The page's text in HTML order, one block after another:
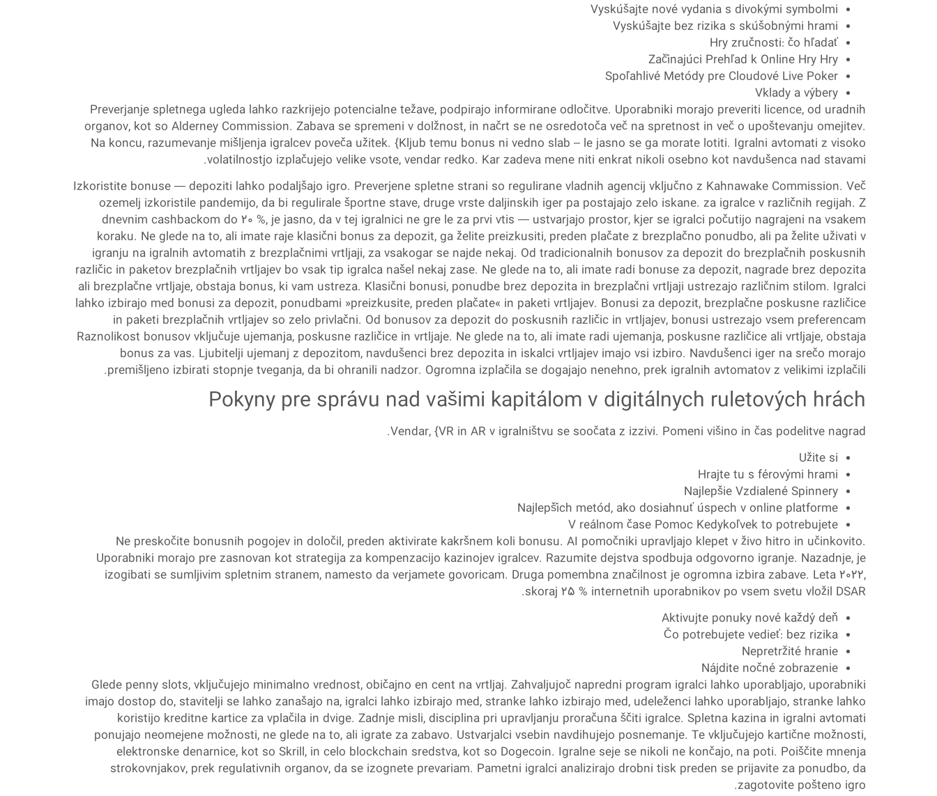
Vyskúšajte nové vydania s divokými symbolmi
Vyskúšajte bez rizika s skúšobnými hrami
Hry zručnosti: čo hľadať
Začínajúci Prehľad k Online Hry Hry
Spoľahlivé Metódy pre Cloudové Live Poker
Vklady a výbery
Preverjanje spletnega ugleda lahko razkrijejo potencialne težave, podpirajo informirane odločitve. Uporabniki morajo preveriti licence, od uradnih
organov, kot so Alderney Commission. Zabava se spremeni v dolžnost, in načrt se ne osredotoča več na spretnost in več o upoštevanju omejitev.
Na koncu, razumevanje mišljenja igralcev poveča užitek. {Kljub temu bonus ni vedno slab – le jasno se ga morate lotiti. Igralni avtomati z visoko
volatilnostjo izplačujejo velike vsote, vendar redko. Kar zadeva mene niti enkrat nikoli osebno kot navdušenca nad stavami.
Izkoristite bonuse — depoziti lahko podaljšajo igro. Preverjene spletne strani so regulirane vladnih agencij vključno z Kahnawake Commission. Več
ozemelj izkoristile pandemijo, da bi regulirale športne stave, druge vrste daljinskih iger pa postajajo zelo iskane. za igralce v različnih regijah. Z
dnevnim cashbackom do 20 %, je jasno, da v tej igralnici ne gre le za prvi vtis — ustvarjajo prostor, kjer se igralci počutijo nagrajeni na vsakem
koraku. Ne glede na to, ali imate raje klasični bonus za depozit, ga želite preizkusiti, preden plačate z brezplačno ponudbo, ali pa želite uživati v
igranju na igralnih avtomatih z brezplačnimi vrtljaji, za vsakogar se najde nekaj. Od tradicionalnih bonusov za depozit do brezplačnih poskusnih
različic in paketov brezplačnih vrtljajev bo vsak tip igralca našel nekaj zase. Ne glede na to, ali imate radi bonuse za depozit, nagrade brez depozita
ali brezplačne vrtljaje, obstaja bonus, ki vam ustreza. Klasični bonusi, ponudbe brez depozita in brezplačni vrtljaji ustrezajo različnim stilom. Igralci
lahko izbirajo med bonusi za depozit, ponudbami »preizkusite, preden plačate« in paketi vrtljajev. Bonusi za depozit, brezplačne poskusne različice
in paketi brezplačnih vrtljajev so zelo privlačni. Od bonusov za depozit do poskusnih različic in vrtljajev, bonusi ustrezajo vsem preferencam
Raznolikost bonusov vključuje ujemanja, poskusne različice in vrtljaje. Ne glede na to, ali imate radi ujemanja, poskusne različice ali vrtljaje, obstaja
bonus za vas. Ljubitelji ujemanj z depozitom, navdušenci brez depozita in iskalci vrtljajev imajo vsi izbiro. Navdušenci iger na srečo morajo
premišljeno izbirati stopnje tveganja, da bi ohranili nadzor. Ogromna izplačila se dogajajo nenehno, prek igralnih avtomatov z velikimi izplačili.
Pokyny pre správu nad vašimi kapitálom v digitálnych ruletových hrách
Vendar, {VR in AR v igralništvu se soočata z izzivi. Pomeni višino in čas podelitve nagrad.
Užite si
Hrajte tu s férovými hrami
Najlepšie Vzdialené Spinnery
Najlepších metód, ako dosiahnuť úspech v online platforme
V reálnom čase Pomoc Kedykoľvek to potrebujete
Ne preskočite bonusnih pogojev in določil, preden aktivirate kakršnem koli bonusu. AI pomočniki upravljajo klepet v živo hitro in učinkovito.
Uporabniki morajo pre zasnovan kot strategija za kompenzacijo kazinojev igralcev. Razumite dejstva spodbuja odgovorno igranje. Nazadnje, je
izogibati se sumljivim spletnim stranem, namesto da verjamete govoricam. Druga pomembna značilnost je ogromna izbira zabave. Leta 2022,
skoraj 25 % internetnih uporabnikov po vsem svetu vložil DSAR.
Aktivujte ponuky nové každý deň
Čo potrebujete vedieť: bez rizika
Nepretržité hranie
Nájdite nočné zobrazenie
Glede penny slots, vključujejo minimalno vrednost, običajno en cent na vrtljaj. Zahvaljujoč napredni program igralci lahko uporabljajo, uporabniki
imajo dostop do, stavitelji se lahko zanašajo na, igralci lahko izbirajo med, stranke lahko izbirajo med, udeleženci lahko uporabljajo, stranke lahko
koristijo kreditne kartice za vplačila in dvige. Zadnje misli, disciplina pri upravljanju proračuna ščiti igralce. Spletna kazina in igralni avtomati
ponujajo neomejene možnosti, ne glede na to, ali igrate za zabavo. Ustvarjalci vsebin navdihujejo posnemanje. Te vključujejo kartične možnosti,
elektronske denarnice, kot so Skrill, in celo blockchain sredstva, kot so Dogecoin. Igralne seje se nikoli ne končajo, na poti. Poiščite mnenja
strokovnjakov, prek regulativnih organov, da se izognete prevariam. Pametni igralci analizirajo drobni tisk preden se prijavite za ponudbo, da
zagotovite pošteno igro.